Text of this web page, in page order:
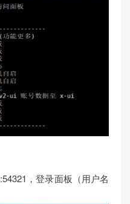
:54321，登录面板（用户名